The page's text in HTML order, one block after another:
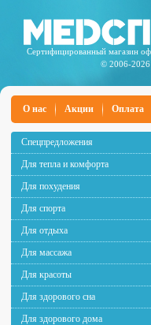
Сертифицированный магазин
© 2006-2026
О нас Акции Оплата
Спецпредложения
Для тепла и комфорта
Для похудения
Для спорта
Для отдыха
Для массажа
Для красоты
Для здорового сна
Для здорового дома